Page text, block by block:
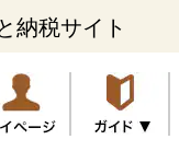
納税サイト